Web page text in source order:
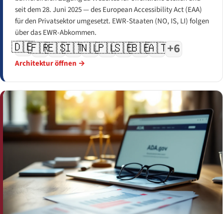
seit dem 28. Juni 2025 — des European Accessibility Act (EAA)
für den Privatsektor umgesetzt. EWR-Staaten (NO, IS, LI) folgen
über das EWR-Abkommen.
🇩🇪🇫🇷🇪🇸🇮🇹🇳🇱🇵🇱🇸🇪🇧🇪🇦🇹+6
Architektur öffnen →